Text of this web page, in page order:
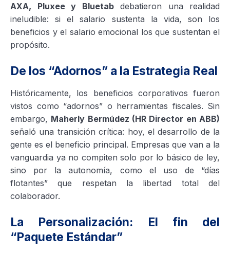
AXA, Pluxee y Bluetabdebatieron una realidad
ineludible: si el salario sustenta la vida, son los
beneficios y el salario emocional los que sustentan el
propósito.
De los “Adornos” a la Estrategia Real
Históricamente, los beneficios corporativos fueron
vistos como “adornos” o herramientas fiscales. Sin
embargo, Maherly Bermúdez (HR Director en ABB)
señaló una transición crítica: hoy, el desarrollo de la
gente es el beneficio principal. Empresas que van a la
vanguardia ya no compiten solo por lo básico de ley,
sino por la autonomía, como el uso de “días
flotantes” que respetan la libertad total del
colaborador.
La Personalización: El fin del
“Paquete Estándar”